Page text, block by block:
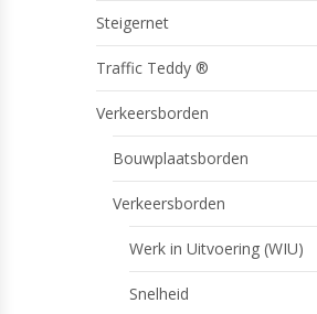
Steigernet
Traffic Teddy ®
Verkeersborden
Bouwplaatsborden
Verkeersborden
Werk in Uitvoering (WIU)
Snelheid